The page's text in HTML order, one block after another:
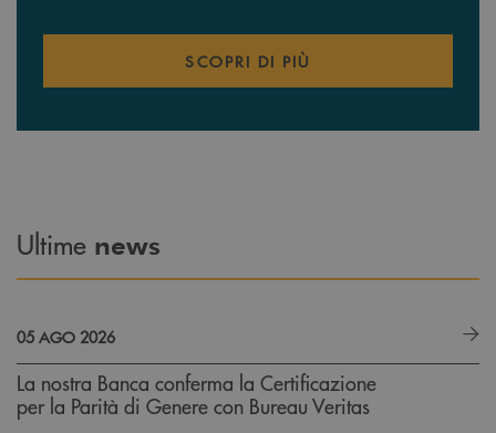
SCOPRI DI PIÙ
Ultime news
05 AGO 2026
La nostra Banca conferma la Certificazione
per la Parità di Genere con Bureau Veritas